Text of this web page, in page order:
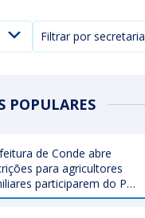
Filtrar por secretaria
POPULARES
de Conde abre
para agricultores
participarem do PAA